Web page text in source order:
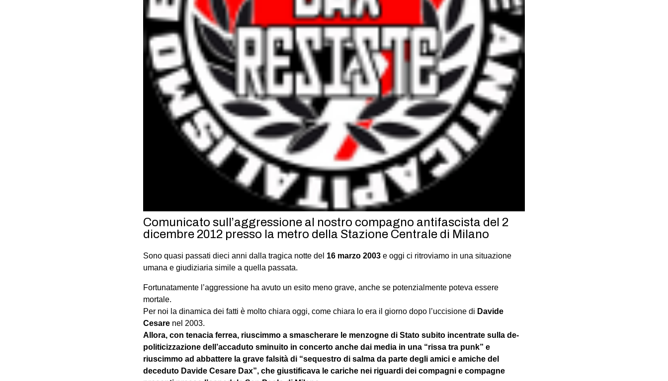
Comunicato sull’aggressione al nostro compagno antifascista del 2
dicembre 2012 presso la metro della Stazione Centrale di Milano
Sono quasi passati dieci anni dalla tragica notte del 16 marzo 2003 e oggi ci ritroviamo in una situazione
umana e giudiziaria simile a quella passata.
Fortunatamente l’aggressione ha avuto un esito meno grave, anche se potenzialmente poteva essere
mortale.
Per noi la dinamica dei fatti è molto chiara oggi, come chiara lo era il giorno dopo l’uccisione di Davide
Cesare nel 2003.
Allora, con tenacia ferrea, riuscimmo a smascherare le menzogne di Stato subito incentrate sulla de-
politicizzazione dell’accaduto sminuito in concerto anche dai media in una “rissa tra punk” e
riuscimmo ad abbattere la grave falsità di “sequestro di salma da parte degli amici e amiche del
deceduto Davide Cesare Dax”, che giustificava le cariche nei riguardi dei compagni e compagne